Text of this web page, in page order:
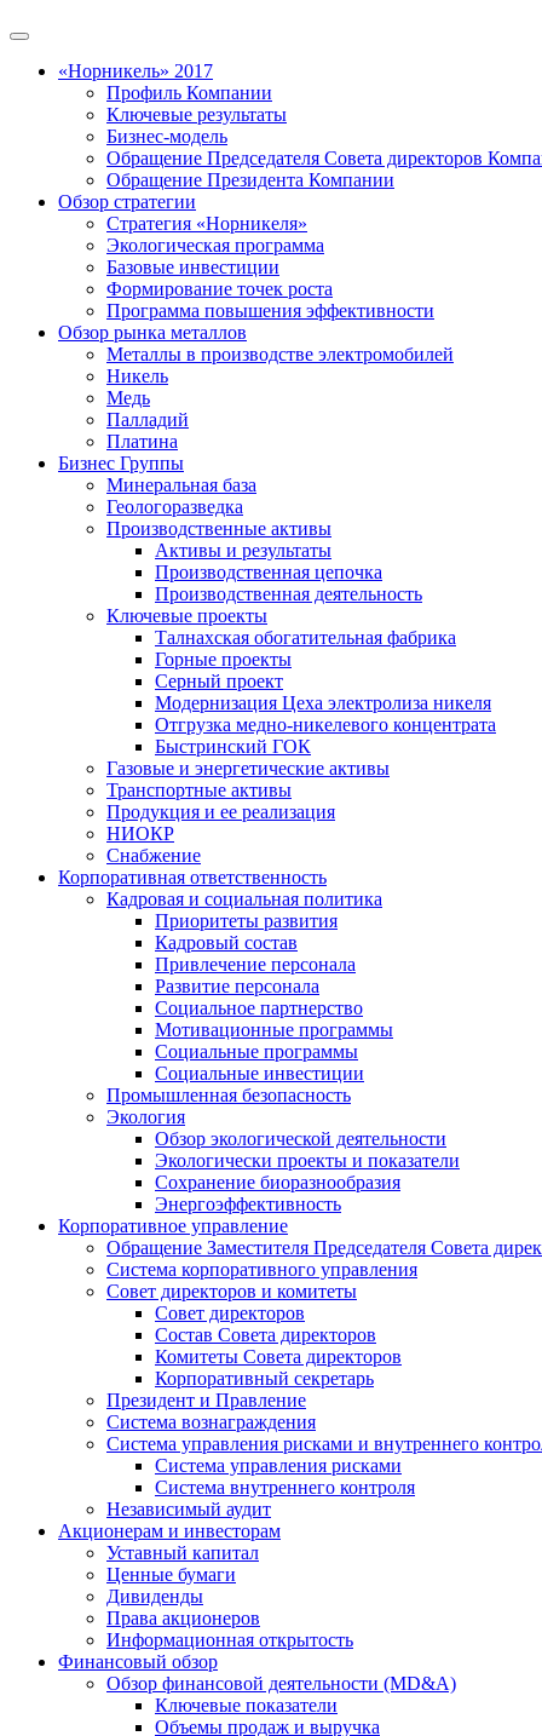
«Норникель» 2017
Профиль Компании
Ключевые результаты
Бизнес-модель
Обращение Председателя Совета директоров
Обращение Президента Компании
Обзор стратегии
Стратегия «Норникеля»
Экологическая программа
Базовые инвестиции
Формирование точек роста
Программа повышения эффективности
Обзор рынка металлов
Металлы в производстве электромобилей
Никель
Медь
Палладий
Платина
Бизнес Группы
Минеральная база
Геологоразведка
Производственные активы
Активы и результаты
Производственная цепочка
Производственная деятельность
Ключевые проекты
Талнахская обогатительная фабрика
Горные проекты
Серный проект
Модернизация Цеха электролиза никеля
Отгрузка медно-никелевого концентрата
Быстринский ГОК
Газовые и энергетические активы
Транспортные активы
Продукция и ее реализация
НИОКР
Снабжение
Корпоративная ответственность
Кадровая и социальная политика
Приоритеты развития
Кадровый состав
Привлечение персонала
Развитие персонала
Социальное партнерство
Мотивационные программы
Социальные программы
Социальные инвестиции
Промышленная безопасность
Экология
Обзор экологической деятельности
Экологически проекты и показатели
Сохранение биоразнообразия
Энергоэффективность
Корпоративное управление
Обращение Заместителя Председателя Совета
Система корпоративного управления
Совет директоров и комитеты
Совет директоров
Состав Совета директоров
Комитеты Совета директоров
Корпоративный секретарь
Президент и Правление
Система вознаграждения
Система управления рисками и внутреннего
Система управления рисками
Система внутреннего контроля
Независимый аудит
Акционерам и инвесторам
Уставный капитал
Ценные бумаги
Дивиденды
Права акционеров
Информационная открытость
Финансовый обзор
Обзор финансовой деятельности (MD&A)
Ключевые показатели
Объемы продаж и выручка